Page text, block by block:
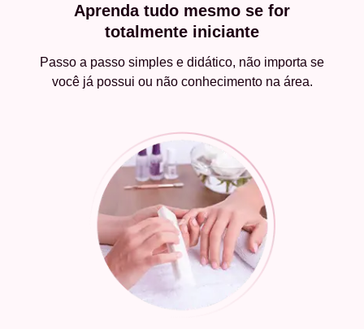
Aprenda tudo mesmo se for
totalmente iniciante
Passo a passo simples e didático, não importa se
você já possui ou não conhecimento na área.